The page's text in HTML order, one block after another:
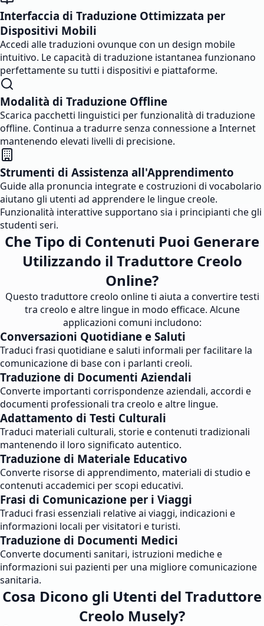
Interfaccia di Traduzione Ottimizzata per
Dispositivi Mobili
Accedi alle traduzioni ovunque con un design mobile
intuitivo. Le capacità di traduzione istantanea funzionano
perfettamente su tutti i dispositivi e piattaforme.
Modalità di Traduzione Offline
Scarica pacchetti linguistici per funzionalità di traduzione
offline. Continua a tradurre senza connessione a Internet
mantenendo elevati livelli di precisione.
Strumenti di Assistenza all'Apprendimento
Guide alla pronuncia integrate e costruzioni di vocabolario
aiutano gli utenti ad apprendere le lingue creole.
Funzionalità interattive supportano sia i principianti che gli
studenti seri.
Che Tipo di Contenuti Puoi Generare
Utilizzando il Traduttore Creolo
Online?
Questo traduttore creolo online ti aiuta a convertire testi
tra creolo e altre lingue in modo efficace. Alcune
applicazioni comuni includono:
Conversazioni Quotidiane e Saluti
Traduci frasi quotidiane e saluti informali per facilitare la
comunicazione di base con i parlanti creoli.
Traduzione di Documenti Aziendali
Converte importanti corrispondenze aziendali, accordi e
documenti professionali tra creolo e altre lingue.
Adattamento di Testi Culturali
Traduci materiali culturali, storie e contenuti tradizionali
mantenendo il loro significato autentico.
Traduzione di Materiale Educativo
Converte risorse di apprendimento, materiali di studio e
contenuti accademici per scopi educativi.
Frasi di Comunicazione per i Viaggi
Traduci frasi essenziali relative ai viaggi, indicazioni e
informazioni locali per visitatori e turisti.
Traduzione di Documenti Medici
Converte documenti sanitari, istruzioni mediche e
informazioni sui pazienti per una migliore comunicazione
sanitaria.
Cosa Dicono gli Utenti del Traduttore
Creolo Musely?